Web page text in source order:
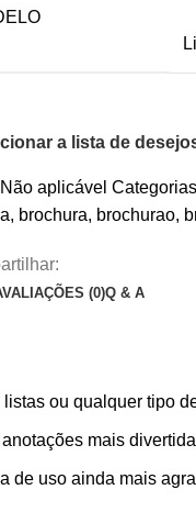
a lista de
Não aplicável
, brochura, brochurao,
(0)Q & A
ou qualquer tipo
mais
de uso ainda mais